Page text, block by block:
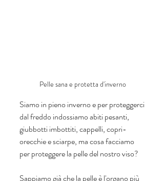
Pelle sana e protetta d'inverno
Siamo in pieno inverno e per proteggerci
dal freddo indossiamo abiti pesanti,
giubbotti imbottiti, cappelli, copri-
orecchie e sciarpe, ma cosa facciamo
per proteggere la pelle del nostro viso?
Sappiamo già che la pelle è l'organo più